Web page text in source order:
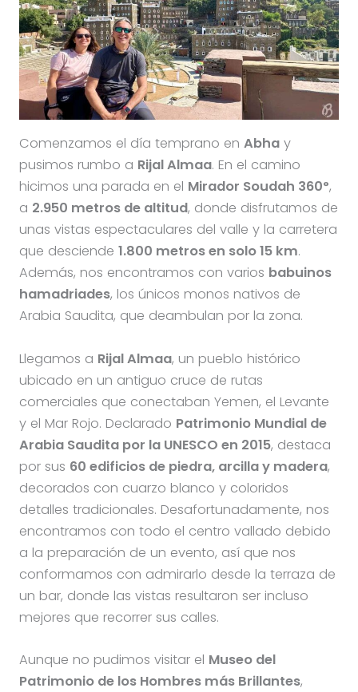
Comenzamos el día temprano en Abhay
pusimos rumbo a Rijal Almaa. En el camino
hicimos una parada en el Mirador Soudah 360°,
a 2.950 metros de altitud, donde disfrutamos de
unas vistas espectaculares del valle y la carretera
que desciende 1.800 metros en solo 15 km.
Además, nos encontramos con varios babuinos
hamadriades, los únicos monos nativos de
Arabia Saudita, que deambulan por la zona.
Llegamos a Rijal Almaa, un pueblo histórico
ubicado en un antiguo cruce de rutas
comerciales que conectaban Yemen, el Levante
y el Mar Rojo. Declarado Patrimonio Mundial de
Arabia Saudita por la UNESCO en 2015, destaca
por sus 60 edificios de piedra, arcilla y madera,
decorados con cuarzo blanco y coloridos
detalles tradicionales. Desafortunadamente, nos
encontramos con todo el centro vallado debido
a la preparación de un evento, así que nos
conformamos con admirarlo desde la terraza de
un bar, donde las vistas resultaron ser incluso
mejores que recorrer sus calles.
Aunque no pudimos visitar el Museo del
Patrimonio de los Hombres más Brillantes,